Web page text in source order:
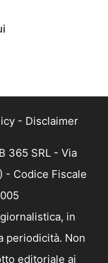
- Disclaimer
365 SRL - Via
- Codice Fiscale
in
periodicità. Non
editoriale ai